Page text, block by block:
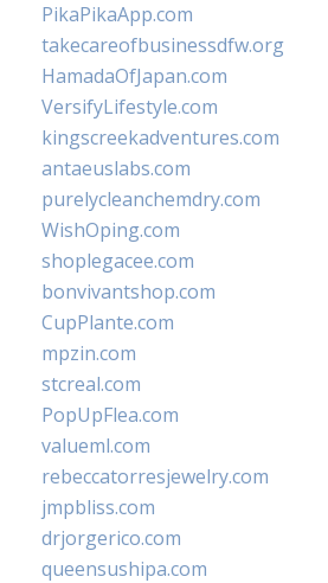
PikaPikaApp.com
takecareofbusinessdfw.org
HamadaOfJapan.com
VersifyLifestyle.com
kingscreekadventures.com
antaeuslabs.com
purelycleanchemdry.com
WishOping.com
shoplegacee.com
bonvivantshop.com
CupPlante.com
mpzin.com
stcreal.com
PopUpFlea.com
valueml.com
rebeccatorresjewelry.com
jmpbliss.com
drjorgerico.com
queensushipa.com